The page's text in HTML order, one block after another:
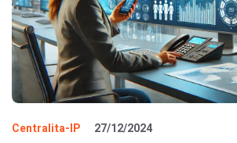
Centralita-IP 27/12/2024